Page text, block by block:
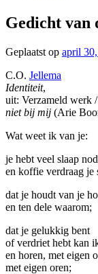
Gedicht van
Geplaatst op april
C.O. Jellema
Identiteit,
uit: Verzameld werk
niet bij mij (Arie
Wat weet ik van je:
je hebt veel slaap
en koffie verdraag je
dat je houdt van je
en ten dele waarom;
dat je gelukkig bent
of verdriet hebt kan
en horen, met eigen
met eigen oren;